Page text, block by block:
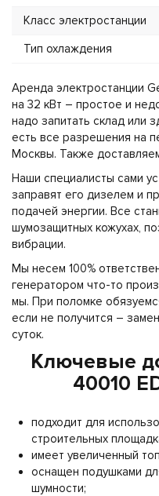
Класс электростанции
Тип охлаждения
Аренда электростанции
на 32 кВт – простое и
надо запитать склад или
есть все разрешения на
Москвы. Также
Наши специалисты сами
заправят его дизелем и
подачей энергии. Все
шумозащитных кожухах,
вибрации.
Мы несем 100%
генератором что-то
мы. При поломке
если не получится –
суток.
Ключевые
40010
подходит для
строительных
имеет увеличенный
оснащен подушками
шумности;